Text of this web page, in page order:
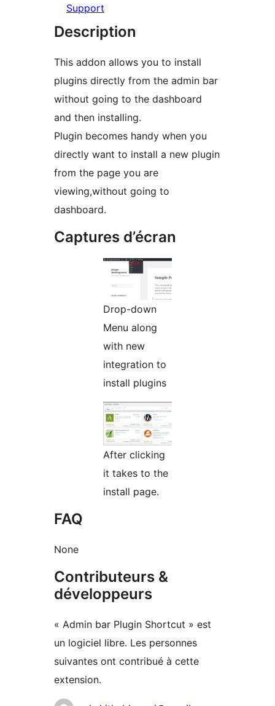
Support
Description
This addon allows you to install
plugins directly from the admin bar
without going to the dashboard
and then installing.
Plugin becomes handy when you
directly want to install a new plugin
from the page you are
viewing,without going to
dashboard.
Captures d’écran
Drop-down
Menu along
with new
integration to
install plugins
After clicking
it takes to the
install page.
FAQ
None
Contributeurs &
développeurs
« Admin bar Plugin Shortcut » est
un logiciel libre. Les personnes
suivantes ont contribué à cette
extension.